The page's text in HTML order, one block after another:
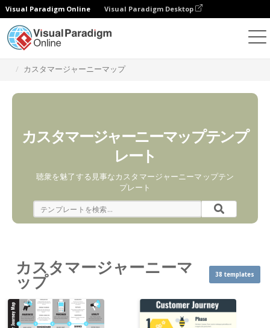
Visual Paradigm Online Visual Paradigm Desktop
カスタマージャーニーマップ
カスタマージャーニーマップテンプ
レート
聴衆を魅了する見事なカスタマージャーニーマップテン
プレート
カスタマージャーニーマ
ップ 38 templates